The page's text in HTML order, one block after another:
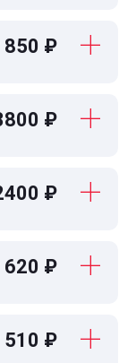
850 ₽
₽
₽
620 ₽
510 ₽